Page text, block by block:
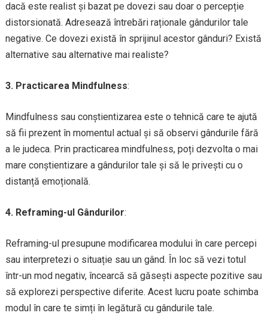
dacă este realist și bazat pe dovezi sau doar o percepție
distorsionată. Adresează întrebări raționale gândurilor tale
negative. Ce dovezi există în sprijinul acestor gânduri? Există
alternative sau alternative mai realiste?
3. Practicarea Mindfulness:
Mindfulness sau conștientizarea este o tehnică care te ajută
să fii prezent în momentul actual și să observi gândurile fără
a le judeca. Prin practicarea mindfulness, poți dezvolta o mai
mare conștientizare a gândurilor tale și să le privești cu o
distanță emoțională.
4. Reframing-ul Gândurilor:
Reframing-ul presupune modificarea modului în care percepi
sau interpretezi o situație sau un gând. În loc să vezi totul
într-un mod negativ, încearcă să găsești aspecte pozitive sau
să explorezi perspective diferite. Acest lucru poate schimba
modul în care te simți în legătură cu gândurile tale.